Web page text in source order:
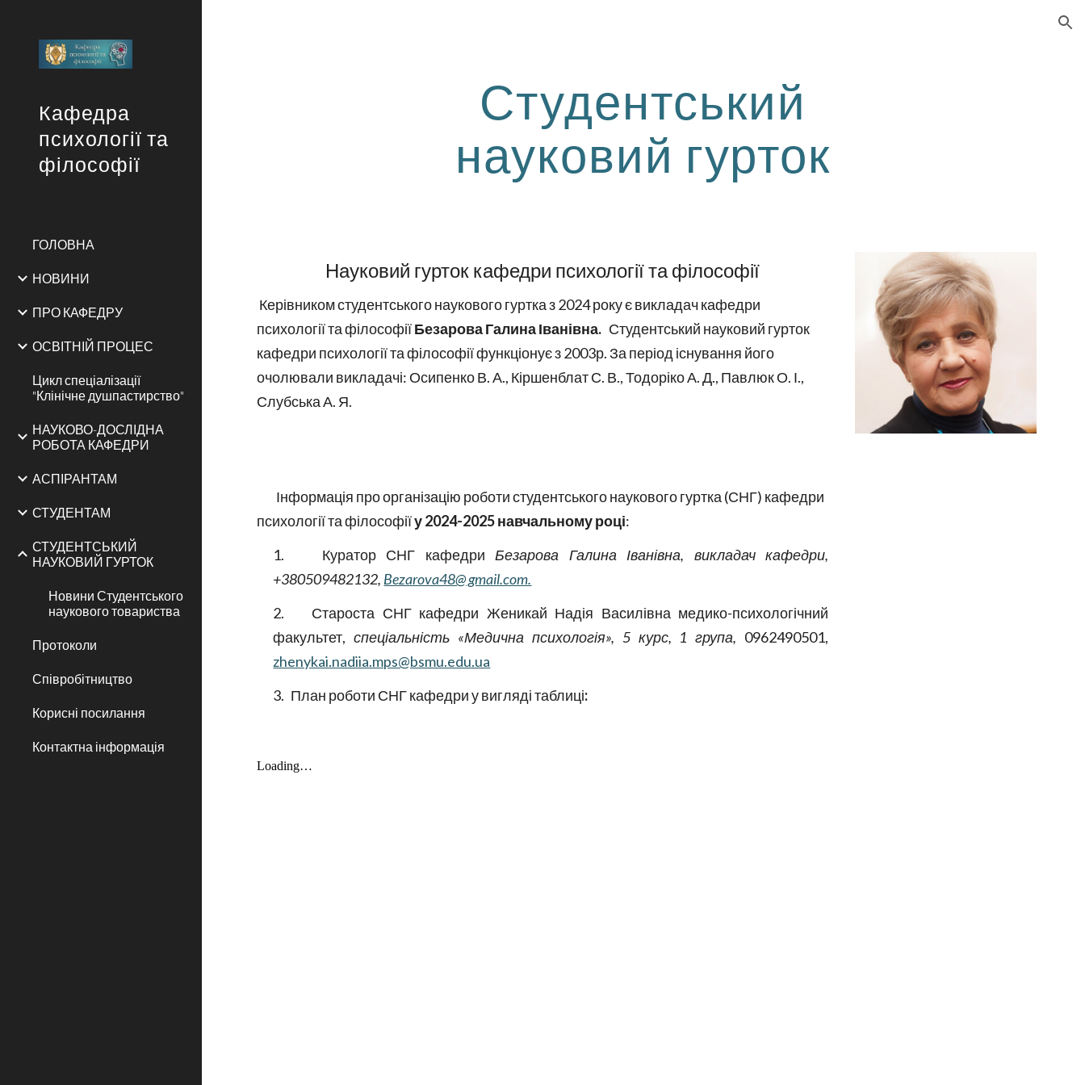
Кафедра
психології та
філософії
ГОЛОВНА
НОВИНИ
ПРО КАФЕДРУ
ОСВІТНІЙ ПРОЦЕС
Цикл спеціалізації
"Клінічне душпастирство"
НАУКОВО-ДОСЛІДНА
РОБОТА КАФЕДРИ
АСПІРАНТАМ
СТУДЕНТАМ
СТУДЕНТСЬКИЙ
НАУКОВИЙ ГУРТОК
Новини Студентського
наукового товариства
Протоколи
Співробітництво
Корисні посилання
Контактна інформація
Студентський
науковий гурток
Науковий гурток кафедри психології та філософії
Керівником студентського наукового гуртка з 2024року є викладач кафедри
психології та філософіїБезарова Галина Іванівна. Студентський науковий гурток
кафедри психології та філософії функціонує з 2003р. За період існування його
очолювали викладачі: Осипенко В. А., Кіршенблат С. В., Тодоріко А. Д., Павлюк О. І.,
Слубська А. Я.
Інформація про організацію роботи студентського наукового гуртка (СНГ) кафедри
психології та філософіїу 2024-2025навчальному році:
1.
Куратор СНГ кафедриБезарова Галина Іванівна, викладач кафедри,
+380509482132, Bezarova48@ gmail.com.
2.
Староста СНГ кафедри Женикай Надія Василівна медико-психологічний
факультет, спеціальність «Медична психологія», 5курс, 1 група, 0962490501,
zhenykai.nadiia.mps@bsmu.edu.ua
3. План роботи СНГ кафедри у вигляді таблиці: